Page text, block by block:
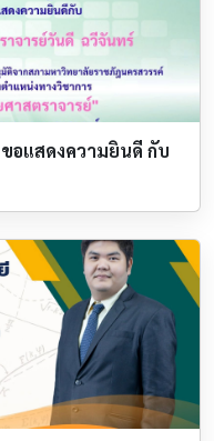
อแสดงความยินดี กับ